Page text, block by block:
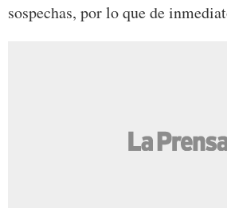
sospechas, por lo que de